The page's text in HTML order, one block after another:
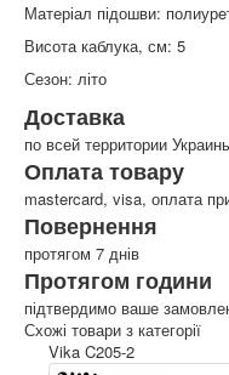
Матеріал підошви:
Висота каблука, см: 5
Сезон: літо
Доставка
по всей территории
Оплата товару
mastercard, visa, оплата
Повернення
протягом 7 днів
Протягом години
підтвердимо ваше
Схожі товари з категорії
Vika C205-2